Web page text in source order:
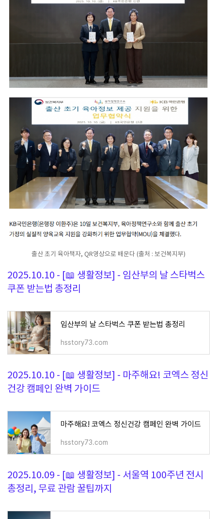
출산 초기 육아책자, QR영상으로 배운다 (출처 : 보건복지부)
2025.10.10 - [📖 생활정보] - 임산부의 날 스타벅스
쿠폰 받는법 총정리
임산부의 날 스타벅스 쿠폰 받는법 총정리
hsstory73.com
2025.10.10 - [📖 생활정보] - 마주해요! 코엑스 정신
건강 캠페인 완벽 가이드
마주해요! 코엑스 정신건강 캠페인 완벽 가이드
hsstory73.com
2025.10.09 - [📖 생활정보] - 서울역 100주년 전시
총정리, 무료 관람 꿀팁까지